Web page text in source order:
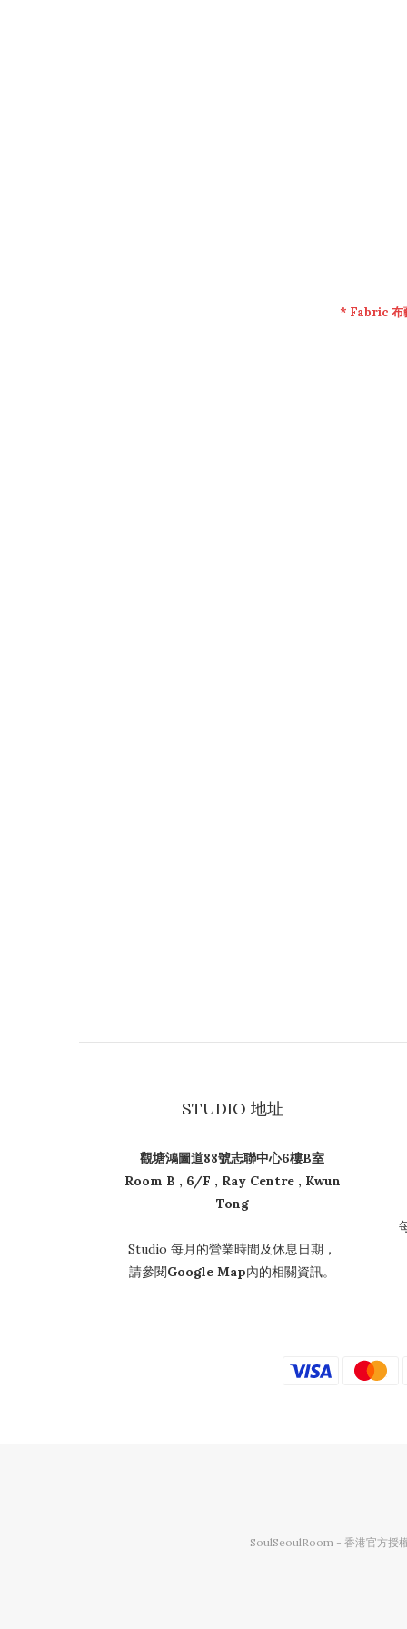
* Fabric 布
STUDIO 地址
觀塘鴻圖道88號志聯中心6樓B室
Room B , 6/F , Ray Centre , Kwun
Tong
Studio 每月的營業時間及休息日期，
請參閱Google Map內的相關資訊。
SoulSeoulRoom - 香港官方授